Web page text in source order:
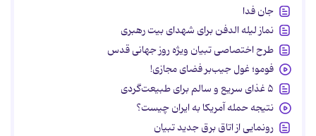
جان فدا
نماز لیله الدفن برای شهدای بیت رهبری
طرح اختصاصی تبیان ویژه روز جهانی قدس
فومو؛ غول جیب‌بر فضای مجازی!
۵ غذای سریع و سالم برای طبیعت‌گردی
نتیجه حمله آمریکا به ایران چیست؟
رونمایی از اتاق برق جدید تبیان